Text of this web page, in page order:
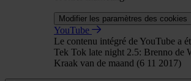
Modifier les paramètres des cookies
YouTube
Le contenu intégré de YouTube a
Tek Tok late night 2.5: Brenno de
Kraak van de maand (6 11 2017)